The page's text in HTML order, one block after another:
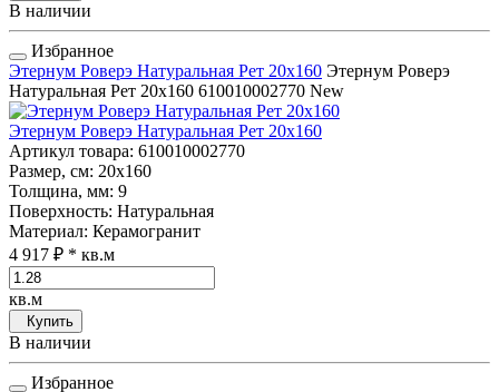
В наличии
Избранное
Этернум Роверэ Натуральная Рет 20x160 Этернум Роверэ
Натуральная Рет 20x160 610010002770 New
Этернум Роверэ Натуральная Рет 20x160
Артикул товара: 610010002770
Размер, см: 20x160
Толщина, мм: 9
Поверхность: Натуральная
Материал: Керамогранит
4 917 ₽ * кв.м
кв.м
Купить
В наличии
Избранное